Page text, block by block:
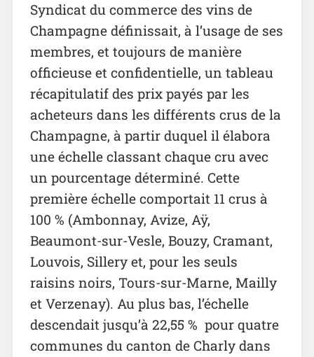
Syndicat du commerce des vins de
Champagne définissait, à l’usage de ses
membres, et toujours de manière
officieuse et confidentielle, un tableau
récapitulatif des prix payés par les
acheteurs dans les différents crus de la
Champagne, à partir duquel il élabora
une échelle classant chaque cru avec
un pourcentage déterminé. Cette
première échelle comportait 11 crus à
100 % (Ambonnay, Avize, Aÿ,
Beaumont-sur-Vesle, Bouzy, Cramant,
Louvois, Sillery et, pour les seuls
raisins noirs, Tours-sur-Marne, Mailly
et Verzenay). Au plus bas, l’échelle
descendait jusqu’à 22,55 % pour quatre
communes du canton de Charly dans